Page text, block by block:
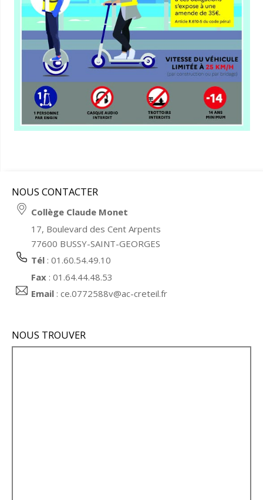
NOUS CONTACTER
Collège Claude Monet
17, Boulevard des Cent Arpents
77600 BUSSY-SAINT-GEORGES
Tél : 01.60.54.49.10
Fax : 01.64.44.48.53
Email :ce.0772588v@ac-creteil.fr
NOUS TROUVER